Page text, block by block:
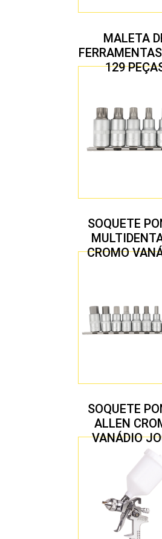
MALETA
129
SOQUETE
CROMO
SOQUETE
ALLEN
VANÁDIO
COM 10